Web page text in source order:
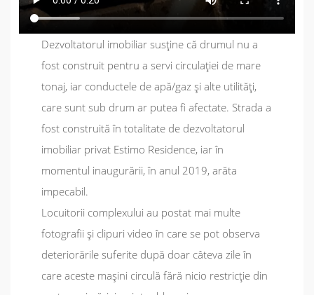
Dezvoltatorul imobiliar susține că drumul nu a
fost construit pentru a servi circulației de mare
tonaj, iar conductele de apă/gaz și alte utilități,
care sunt sub drum ar putea fi afectate. Strada a
fost construită în totalitate de dezvoltatorul
imobiliar privat Estimo Residence, iar în
momentul inaugurării, în anul 2019, arăta
impecabil.
Locuitorii complexului au postat mai multe
fotografii și clipuri video în care se pot observa
deteriorările suferite după doar câteva zile în
care aceste mașini circulă fără nicio restricție din